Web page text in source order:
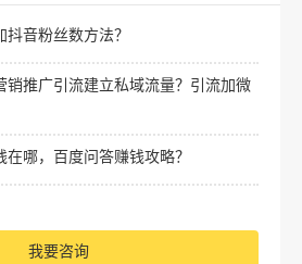
音粉丝数方法？
销推广引流建立私域流量？引流加微
在哪，百度问答赚钱攻略？
我要咨询